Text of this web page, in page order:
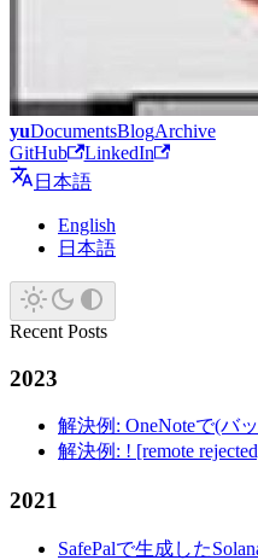
yuDocumentsBlogArchive
GitHub
LinkedIn
日本語
English
日本語
Recent Posts
2023
解決例: OneNoteで(バ
解決例: ! [remote
2021
SafePalで生成した